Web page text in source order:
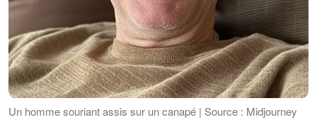
Un homme souriant assis sur un canapé | Source : Midjourney